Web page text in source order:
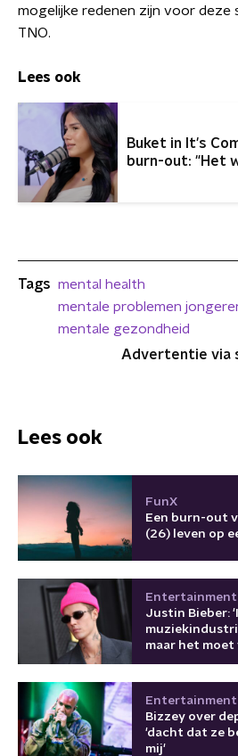
mogelijke redenen zijn voor deze
TNO.
Lees ook
Buket in It's
burn-out: "Het
Tags mental health
mentale problemen
mentale gezondheid
Advertentie via
Lees ook
FunX
Een burn-out
(26) leven op
Entertainment
Justin Bieber:
maar het moet
Entertainment
Bizzey over
'dacht dat ze
mij'